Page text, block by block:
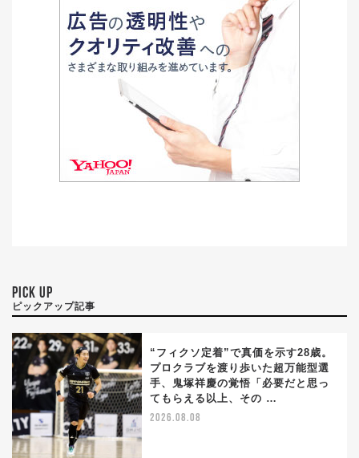
PICK UP
ピックアップ記事
“フィクソ定着”で真価を示す28歳。
プロクラブを渡り歩いた超万能型選
手、鬼塚祥慶の覚悟「必要だと思っ
てもらえる以上、その …
2026.08.08